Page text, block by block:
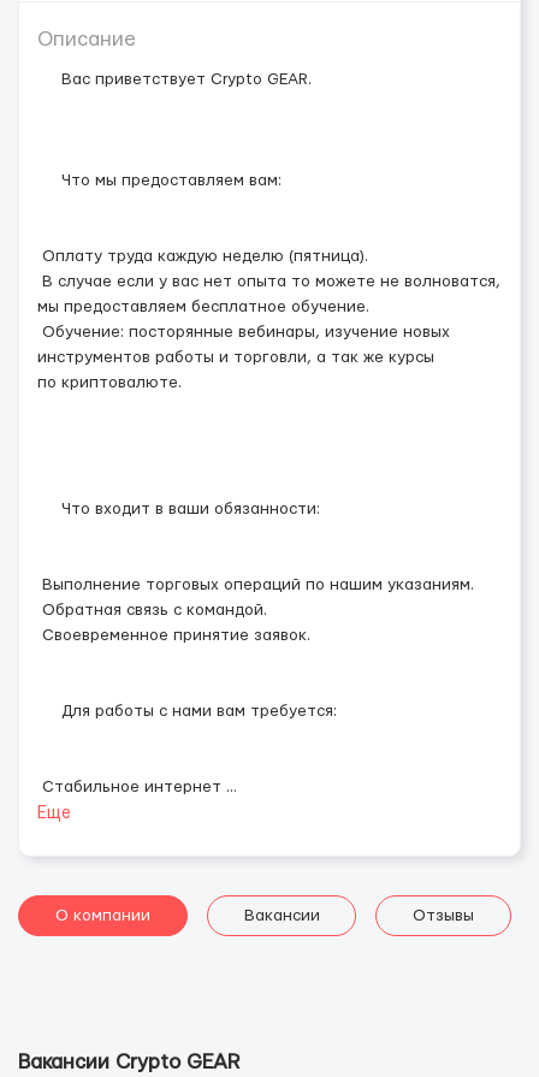
Описание
Вас приветствует Crypto GEAR.
Что мы предоставляем вам:
Оплату труда каждую неделю (пятница).
В случае если у вас нет опыта то можете не волноватся,
мы предоставляем бесплатное обучение.
Обучение: посторянные вебинары, изучение новых
инструментов работы и торговли, а так же курсы
по криптовалюте.
Что входит в ваши обязанности:
Выполнение торговых операций по нашим указаниям.
Обратная связь с командой.
Своевременное принятие заявок.
Для работы с нами вам требуется:
Стабильное интернет ...
Еще
О компании Вакансии Отзывы
Вакансии Crypto GEAR